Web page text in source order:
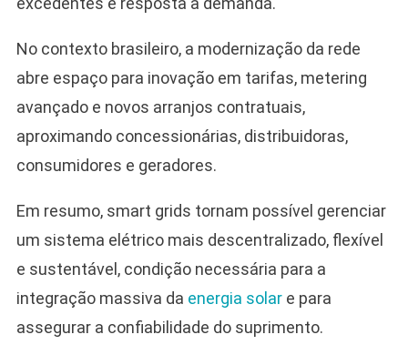
No contexto brasileiro, a modernização da rede
abre espaço para inovação em tarifas, metering
avançado e novos arranjos contratuais,
aproximando concessionárias, distribuidoras,
consumidores e geradores.
Em resumo, smart grids tornam possível gerenciar
um sistema elétrico mais descentralizado, flexível
e sustentável, condição necessária para a
integração massiva da energia solare para
assegurar a confiabilidade do suprimento.